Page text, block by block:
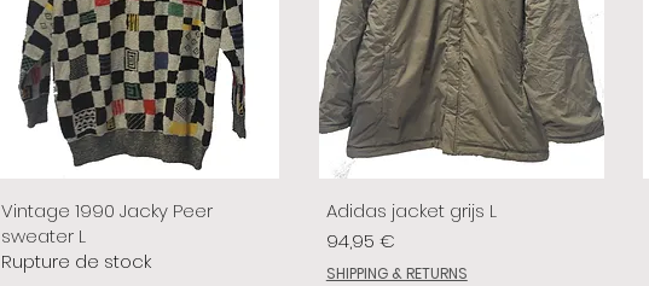
Vintage 1990 Jacky Peer
sweater L
Rupture de stock
Adidas jacket grijs L
Prix
94,95 €
SHIPPING & RETURNS